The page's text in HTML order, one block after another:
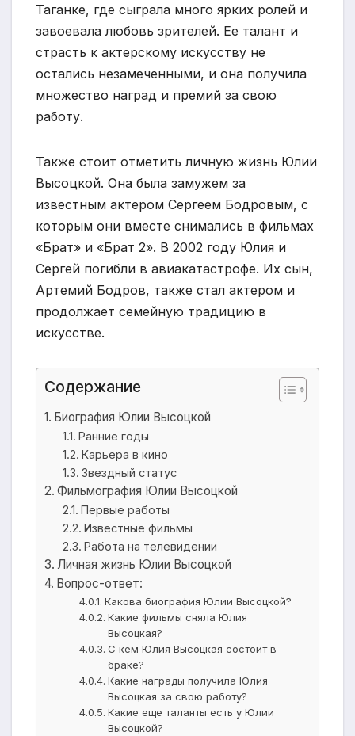
Таганке, где сыграла много ярких ролей и
завоевала любовь зрителей. Ее талант и
страсть к актерскому искусству не
остались незамеченными, и она получила
множество наград и премий за свою
работу.
Также стоит отметить личную жизнь Юлии
Высоцкой. Она была замужем за
известным актером Сергеем Бодровым, с
которым они вместе снимались в фильмах
«Брат» и «Брат 2». В 2002 году Юлия и
Сергей погибли в авиакатастрофе. Их сын,
Артемий Бодров, также стал актером и
продолжает семейную традицию в
искусстве.
Содержание
Биография Юлии Высоцкой
Ранние годы
Карьера в кино
Звездный статус
Фильмография Юлии Высоцкой
Первые работы
Известные фильмы
Работа на телевидении
Личная жизнь Юлии Высоцкой
Вопрос-ответ:
Какова биография Юлии Высоцкой?
Какие фильмы сняла Юлия
Высоцкая?
С кем Юлия Высоцкая состоит в
браке?
Какие награды получила Юлия
Высоцкая за свою работу?
Какие еще таланты есть у Юлии
Высоцкой?